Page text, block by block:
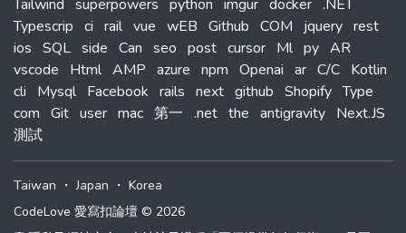
Tailwind superpowers python imgur docker .NET
Typescrip ci rail vue wEB Github COM jquery rest
ios SQL side Can seo post cursor Ml py AR
vscode
Html AMP azure npm Openai ar C/C Kotlin
cli
Mysql Facebook rails next github Shopify Type
com Git user mac 第一 .net the antigravity Next.JS
測試
Taiwan ・Japan ・ Korea
CodeLove 愛寫扣論壇 © 2026